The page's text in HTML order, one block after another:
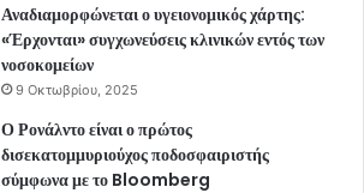
Αναδιαμορφώνεται ο υγειονομικός χάρτης:
«Έρχονται» συγχωνεύσεις κλινικών εντός των
νοσοκομείων
9 Οκτωβρίου, 2025
Ο Ρονάλντο είναι ο πρώτος
δισεκατομμυριούχος ποδοσφαιριστής
σύμφωνα με το Bloomberg